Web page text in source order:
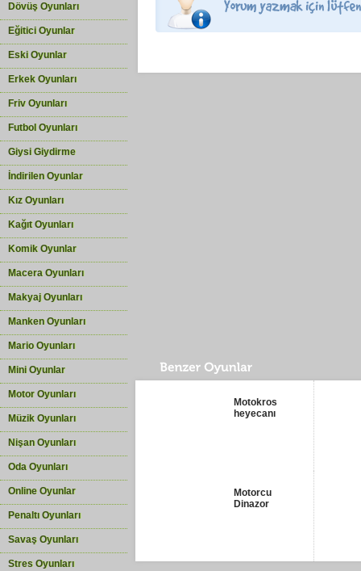
Dövüş Oyunları
Eğitici Oyunlar
Eski Oyunlar
Erkek Oyunları
Friv Oyunları
Futbol Oyunları
Giysi Giydirme
İndirilen Oyunlar
Kız Oyunları
Kağıt Oyunları
Komik Oyunlar
Macera Oyunları
Makyaj Oyunları
Manken Oyunları
Mario Oyunları
Mini Oyunlar
Motor Oyunları
Müzik Oyunları
Nişan Oyunları
Oda Oyunları
Online Oyunlar
Penaltı Oyunları
Savaş Oyunları
Stres Oyunları
Motokros
heyecanı
Motorcu
Dinazor